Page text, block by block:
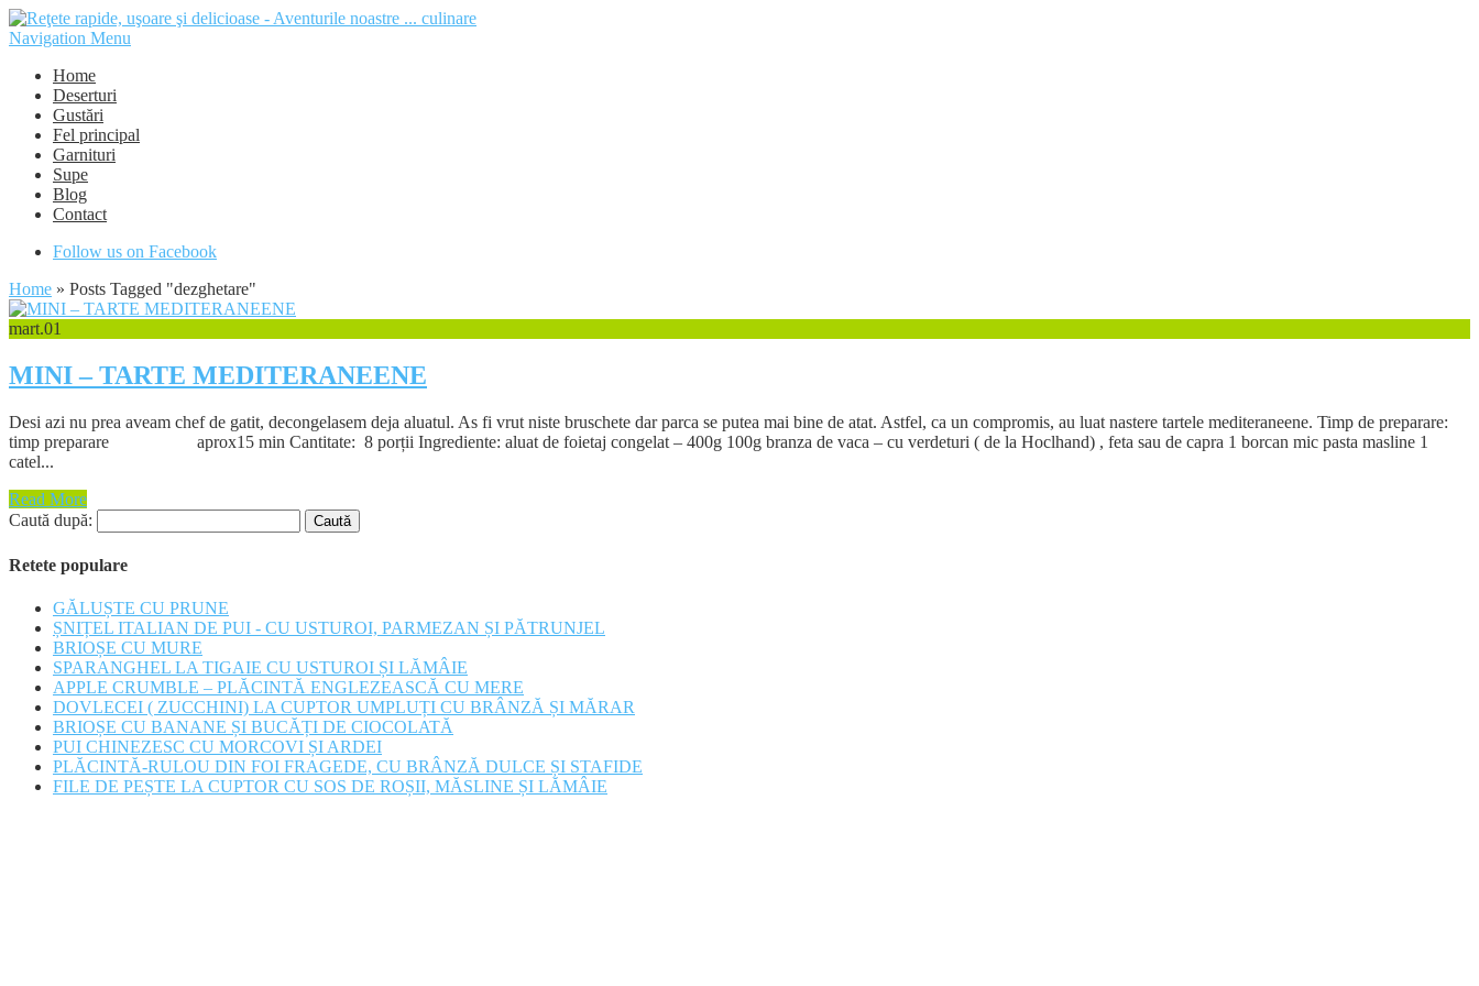
Navigation Menu
Home
Deserturi
Gustări
Fel principal
Garnituri
Supe
Blog
Contact
Follow us on Facebook
Home » Posts Tagged "dezghetare"
mart.01
MINI – TARTE MEDITERANEENE
Desi azi nu prea aveam chef de gatit, decongelasem deja aluatul. As fi vrut niste bruschete dar parca se putea mai bine de atat. Astfel, ca un compromis, au luat nastere tartele mediteraneene. Timp de preparare:
timp preparare aprox15 min Cantitate: 8 porții Ingrediente: aluat de foietaj congelat – 400g 100g branza de vaca – cu verdeturi ( de la Hoclhand) , feta sau de capra 1 borcan mic pasta masline 1
catel...
Read More
Caută după:
Retete populare
GĂLUȘTE CU PRUNE
ȘNIȚEL ITALIAN DE PUI - CU USTUROI, PARMEZAN ȘI PĂTRUNJEL
BRIOȘE CU MURE
SPARANGHEL LA TIGAIE CU USTUROI ȘI LĂMÂIE
APPLE CRUMBLE – PLĂCINTĂ ENGLEZEASCĂ CU MERE
DOVLECEI ( ZUCCHINI) LA CUPTOR UMPLUȚI CU BRÂNZĂ ȘI MĂRAR
BRIOȘE CU BANANE ȘI BUCĂȚI DE CIOCOLATĂ
PUI CHINEZESC CU MORCOVI ȘI ARDEI
PLĂCINTĂ-RULOU DIN FOI FRAGEDE, CU BRÂNZĂ DULCE ȘI STAFIDE
FILE DE PEȘTE LA CUPTOR CU SOS DE ROȘII, MĂSLINE ȘI LĂMÂIE